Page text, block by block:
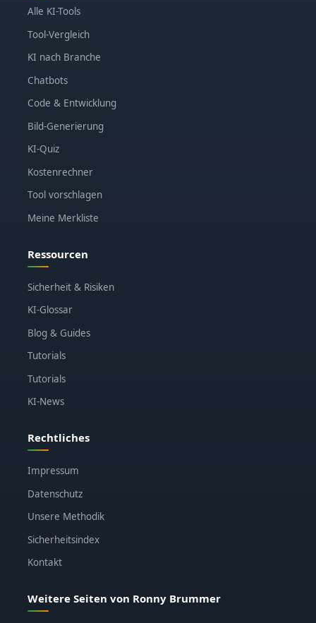
Alle KI-Tools
Tool-Vergleich
KI nach Branche
Chatbots
Code & Entwicklung
Bild-Generierung
KI-Quiz
Kostenrechner
Tool vorschlagen
Meine Merkliste
Ressourcen
Sicherheit & Risiken
KI-Glossar
Blog & Guides
Tutorials
Tutorials
KI-News
Rechtliches
Impressum
Datenschutz
Unsere Methodik
Sicherheitsindex
Kontakt
Weitere Seiten von Ronny Brummer